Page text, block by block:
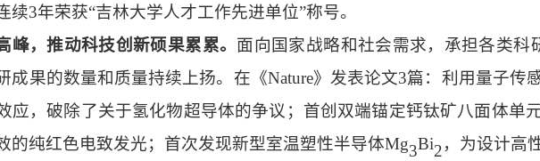
续3年荣获“吉林大学人才工作先进单位”称号。
峰，推动科技创新硕果累累。 面向国家战略和社会需求，承担各类科
成果的数量和质量持续上扬。在《Nature》发表论文3篇：利用量子传
应，破除了关于氢化物超导体的争议；首创双端锚定钙钛矿八面体单
的纯红色电致发光；首次发现新型室温塑性半导体Mg3Bi2，为设计高